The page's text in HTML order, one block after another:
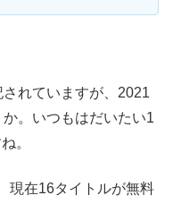
れていますが、2021
。いつもはだいたい1
。
現在16タイトルが無料